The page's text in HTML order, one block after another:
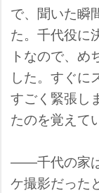
で、聞いた瞬
た。千代役に
トなので、め
した。すぐに
すごく緊張し
たのを覚えて
――千代の家
ケ撮影だった